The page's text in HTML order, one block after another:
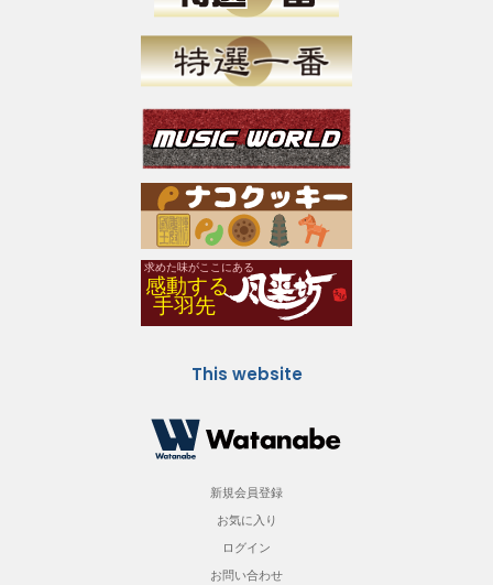
This website
新規会員登録
お気に入り
ログイン
お問い合わせ